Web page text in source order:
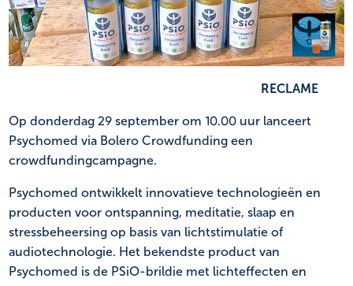
NL FR
RECLAME
Op donderdag 29 september om 10.00 uur lanceert
Psychomed via Bolero Crowdfunding een
crowdfundingcampagne.
Psychomed ontwikkelt innovatieve technologieën en
producten voor ontspanning, meditatie, slaap en
stressbeheersing op basis van lichtstimulatie of
audiotechnologie. Het bekendste product van
Psychomed is de PSiO-brildie met lichteffecten en